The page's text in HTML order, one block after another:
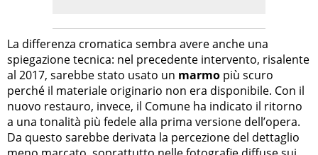
La differenza cromatica sembra avere anche una
spiegazione tecnica: nel precedente intervento, risalente
al 2017, sarebbe stato usato un marmo più scuro
perché il materiale originario non era disponibile. Con il
nuovo restauro, invece, il Comune ha indicato il ritorno
a una tonalità più fedele alla prima versione dell’opera.
Da questo sarebbe derivata la percezione del dettaglio